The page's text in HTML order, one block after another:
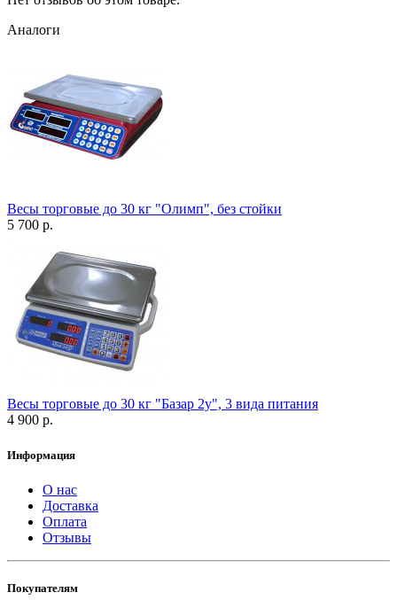
Аналоги
Весы торговые до 30 кг "Олимп", без стойки
5 700 р.
Весы торговые до 30 кг "Базар 2у", 3 вида питания
4 900 р.
Информация
О нас
Доставка
Оплата
Отзывы
Покупателям